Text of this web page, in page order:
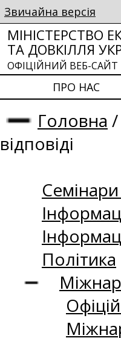
Звичайна версія
МІНІСТЕРСТВО
ТА ДОВКІЛЛЯ
ОФІЦІЙНИЙ ВЕБ-САЙТ
ПРО НАС
Головна /
відповіді
Політика